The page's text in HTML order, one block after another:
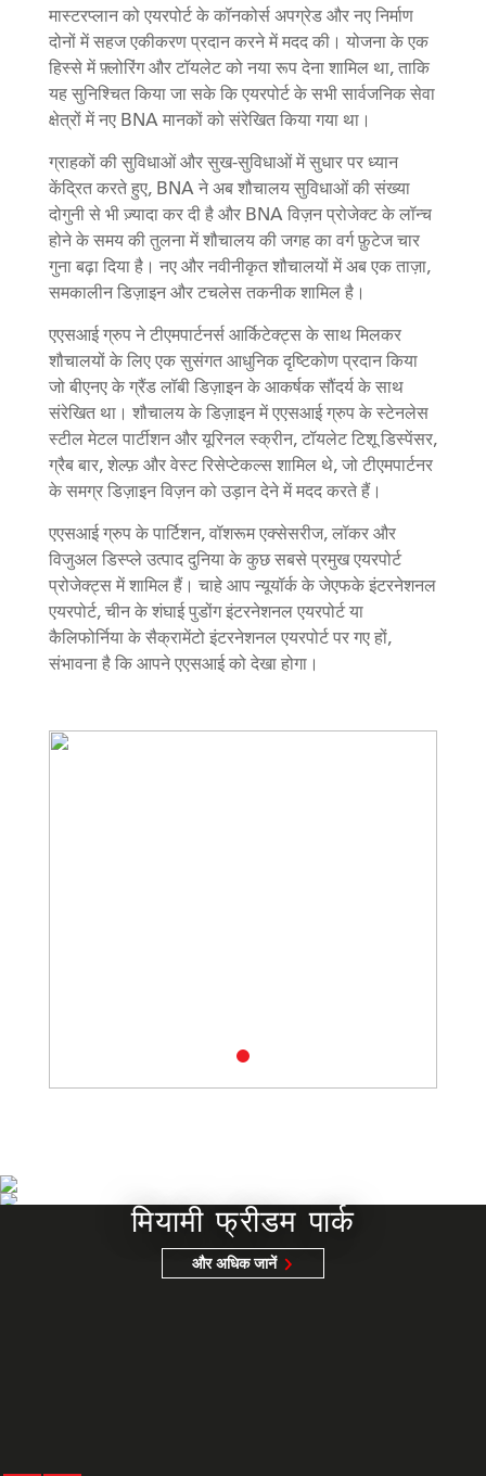
मास्टरप्लान को एयरपोर्ट के कॉनकोर्स अपग्रेड और नए निर्माण
दोनों में सहज एकीकरण प्रदान करने में मदद की। योजना के एक
हिस्से में फ़्लोरिंग और टॉयलेट को नया रूप देना शामिल था, ताकि
यह सुनिश्चित किया जा सके कि एयरपोर्ट के सभी सार्वजनिक सेवा
क्षेत्रों में नए BNA मानकों को संरेखित किया गया था।
ग्राहकों की सुविधाओं और सुख-सुविधाओं में सुधार पर ध्यान
केंद्रित करते हुए, BNA ने अब शौचालय सुविधाओं की संख्या
दोगुनी से भी ज़्यादा कर दी है और BNA विज़न प्रोजेक्ट के लॉन्च
होने के समय की तुलना में शौचालय की जगह का वर्ग फ़ुटेज चार
गुना बढ़ा दिया है। नए और नवीनीकृत शौचालयों में अब एक ताज़ा,
समकालीन डिज़ाइन और टचलेस तकनीक शामिल है।
एएसआई ग्रुप ने टीएमपार्टनर्स आर्किटेक्ट्स के साथ मिलकर
शौचालयों के लिए एक सुसंगत आधुनिक दृष्टिकोण प्रदान किया
जो बीएनए के ग्रैंड लॉबी डिज़ाइन के आकर्षक सौंदर्य के साथ
संरेखित था। शौचालय के डिज़ाइन में एएसआई ग्रुप के स्टेनलेस
स्टील मेटल पार्टीशन और यूरिनल स्क्रीन, टॉयलेट टिशू डिस्पेंसर,
ग्रैब बार, शेल्फ़ और वेस्ट रिसेप्टेकल्स शामिल थे, जो टीएमपार्टनर
के समग्र डिज़ाइन विज़न को उड़ान देने में मदद करते हैं।
एएसआई ग्रुप के पार्टिशन, वॉशरूम एक्सेसरीज, लॉकर और
विजुअल डिस्प्ले उत्पाद दुनिया के कुछ सबसे प्रमुख एयरपोर्ट
प्रोजेक्ट्स में शामिल हैं। चाहे आप न्यूयॉर्क के जेएफके इंटरनेशनल
एयरपोर्ट, चीन के शंघाई पुडोंग इंटरनेशनल एयरपोर्ट या
कैलिफोर्निया के सैक्रामेंटो इंटरनेशनल एयरपोर्ट पर गए हों,
संभावना है कि आपने एएसआई को देखा होगा।
मियामी फ्रीडम पार्क
और अधिक जानें